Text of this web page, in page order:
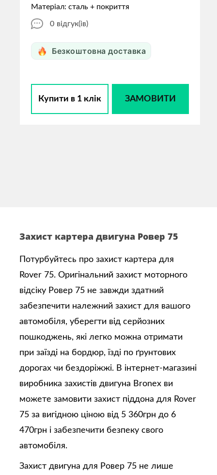
Матеріал: сталь + покриття
0 відгук(ів)
Безкоштовна доставка
Купити в 1 клік ЗАМОВИТИ
Захист картера двигуна Ровер 75
Потурбуйтесь про захист картера для
Rover 75. Оригінальний захист моторного
відсіку Ровер 75 не завжди здатний
забезпечити належний захист для вашого
автомобіля, уберегти від серйозних
пошкоджень, які легко можна отримати
при заїзді на бордюр, їзді по ґрунтових
дорогах чи бездоріжжі. В інтернет-магазині
виробника захистів двигуна Bronex ви
можете замовити захист піддона для Rover
75 за вигідною ціною від 5 360грн до 6
470грн і забезпечити безпеку свого
автомобіля.
Захист двигуна для Ровер 75 не лише